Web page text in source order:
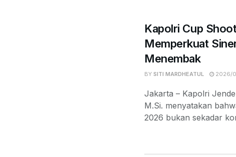
Kapolri Cup
Memperkuat
Menembak
BY SITI MARDHEATUL 2026/
Jakarta – Kapolri
M.Si. menyatakan
2026 bukan sekadar